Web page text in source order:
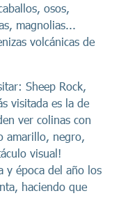
osos,
magnolias...
volcánicas de
Sheep Rock,
visitada es la de
ver colinas con
amarillo, negro,
visual!
y época del año los
haciendo que